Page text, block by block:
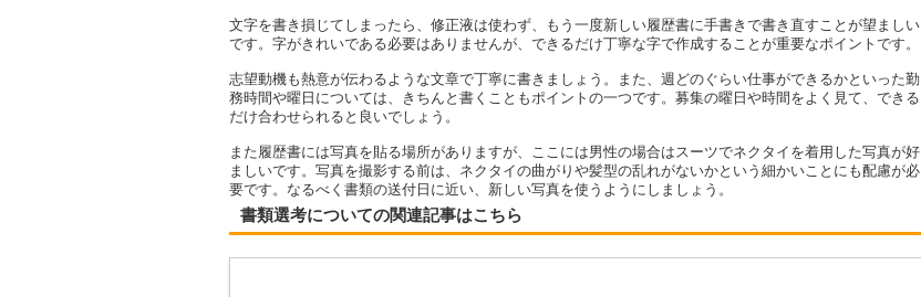
文字を書き損じてしまったら、修正液は使わず、もう一度新しい履歴書に手書きで書き直すことが望ましい
です。字がきれいである必要はありませんが、できるだけ丁寧な字で作成することが重要なポイントです。
志望動機も熱意が伝わるような文章で丁寧に書きましょう。また、週どのぐらい仕事ができるかといった勤
務時間や曜日については、きちんと書くこともポイントの一つです。募集の曜日や時間をよく見て、できる
だけ合わせられると良いでしょう。
また履歴書には写真を貼る場所がありますが、ここには男性の場合はスーツでネクタイを着用した写真が好
ましいです。写真を撮影する前は、ネクタイの曲がりや髪型の乱れがないかという細かいことにも配慮が必
要です。なるべく書類の送付日に近い、新しい写真を使うようにしましょう。
書類選考についての関連記事はこちら